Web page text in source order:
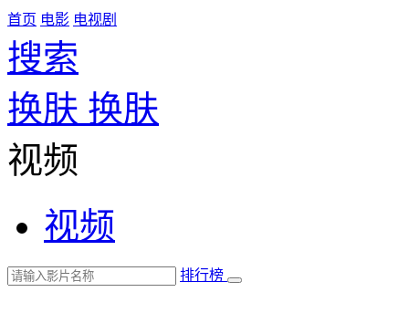
首页 电影 电视剧
搜索
换肤 换肤
视频
视频
排行榜